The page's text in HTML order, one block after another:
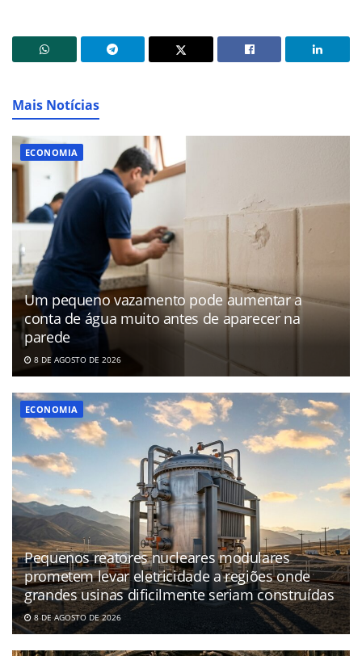
Mais Notícias
ECONOMIA
Um pequeno vazamento pode aumentar a
conta de água muito antes de aparecer na
parede
8 DE AGOSTO DE 2026
ECONOMIA
Pequenos reatores nucleares modulares
prometem levar eletricidade a regiões onde
grandes usinas dificilmente seriam construídas
8 DE AGOSTO DE 2026